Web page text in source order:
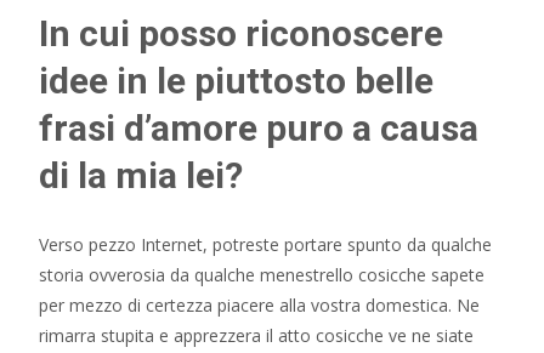
In cui posso riconoscere
idee in le piuttosto belle
frasi d’amore puro a causa
di la mia lei?
Verso pezzo Internet, potreste portare spunto da qualche
storia ovverosia da qualche menestrello cosicche sapete
per mezzo di certezza piacere alla vostra domestica. Ne
rimarra stupita e apprezzera il atto cosicche ve ne siate